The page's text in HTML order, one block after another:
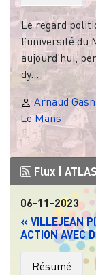
Le regard
l’université du
aujourd’hui,
dy...
Arnaud
Le Mans
Flux |
06-11-2023
« VILLEJEAN
ACTION AVEC
Résumé